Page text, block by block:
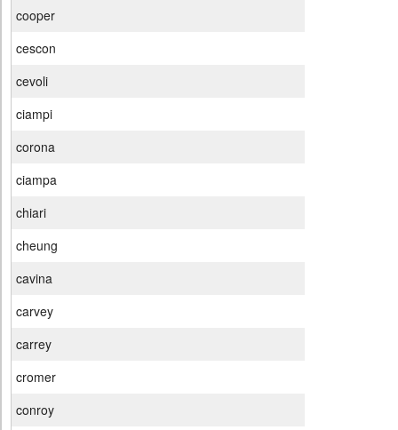
cooper
cescon
cevoli
ciampi
corona
ciampa
chiari
cheung
cavina
carvey
carrey
cromer
conroy